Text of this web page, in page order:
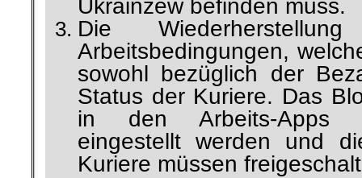
Ukrainzew befinden muss.
Die
Arbeitsbedingungen,
sowohl bezüglich der
Status der Kuriere. Das
in den Arbeits-Apps
eingestellt werden und
Kuriere müssen